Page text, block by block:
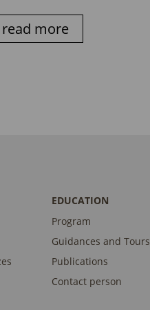
read more
EDUCATION
Program
Guidances and Tours
Publications
Contact person